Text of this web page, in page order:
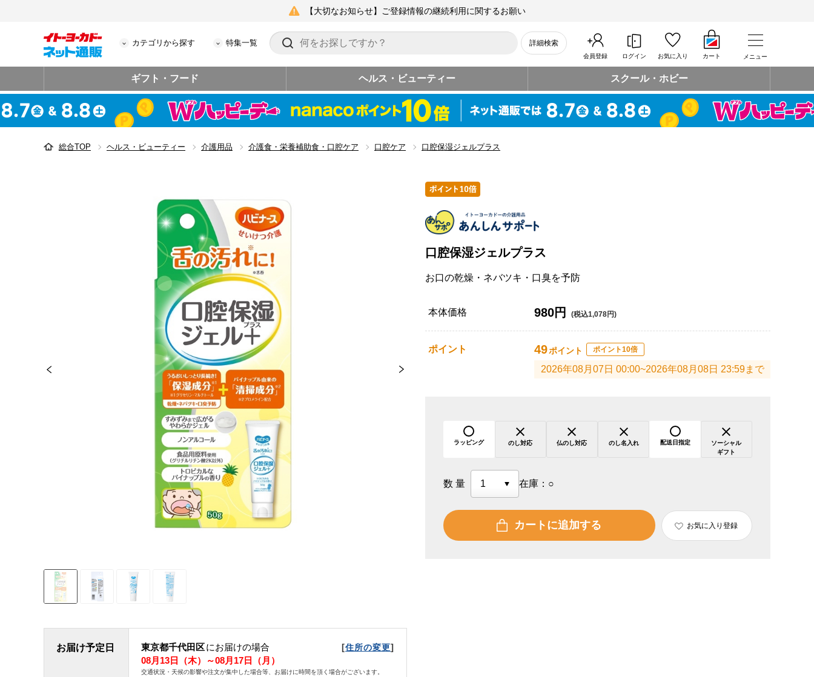
【大切なお知らせ】ご登録情報の継続利用に関するお願い
カテゴリから探す 特集一覧 詳細検索
会員登録 ログイン お気に入り カート メニュー
ギフト・フード ヘルス・ビューティー スクール・ホビー
総合TOP ヘルス・ビューティー 介護用品 介護食・栄養補助食・口腔ケア 口腔ケア 口腔保湿ジェルプラス
お届け予定日 東京都千代田区にお届けの場合 [住所の変更]
08月13日（木）～08月17日（月）
交通状況・天候の影響や注文が集中した場合等、お届けに時間を頂く場合がございます。
口腔保湿ジェルプラス
お口の乾燥・ネバツキ・口臭を予防
本体価格 980円 (税込1,078円)
ポイント 49ポイント ポイント10倍
2026年08月07日 00:00~2026年08月08日 23:59まで
ラッピング のし対応 仏のし対応 のし名入れ 配送日指定
ソーシャル
ギフト
数量 在庫： ○
カートに追加する お気に入り登録